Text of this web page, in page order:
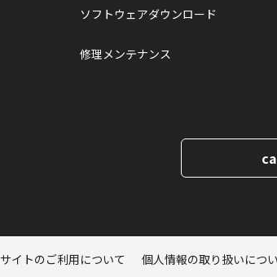
ソフトウェアダウンロード
修理メンテナンス
サイトのご利用について 個人情報の取り扱いにつ